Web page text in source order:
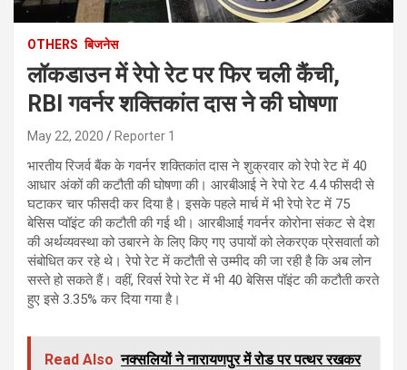
OTHERS बिजनेस
लॉकडाउन में रेपो रेट पर फिर चली कैंची,
RBI गवर्नर शक्तिकांत दास ने की घोषणा
May 22, 2020 Reporter 1
भारतीय रिजर्व बैंक के गवर्नर शक्तिकांत दास ने शुक्रवार को रेपो रेट में 40
आधार अंकों की कटौती की घोषणा की। आरबीआई ने रेपो रेट 4.4 फीसदी से
घटाकर चार फीसदी कर दिया है। इसके पहले मार्च में भी रेपो रेट में 75
बेसिस प्वॉइंट की कटौती की गई थी। आरबीआई गवर्नर कोरोना संकट से देश
की अर्थव्यवस्था को उबारने के लिए किए गए उपायों को लेकरएक प्रेसवार्ता को
संबोधित कर रहे थे। रेपो रेट में कटौती से उम्मीद की जा रही है कि अब लोन
सस्ते हो सकते हैं। वहीं, रिवर्स रेपो रेट में भी 40 बेसिस पॉइंट की कटौती करते
हुए इसे 3.35% कर दिया गया है।
Read Also नक्सलियों ने नारायणपुर में रोड पर पत्थर रखकर